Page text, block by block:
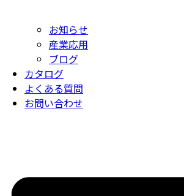
お知らせ
産業応用
ブログ
カタログ
よくある質問
お問い合わせ